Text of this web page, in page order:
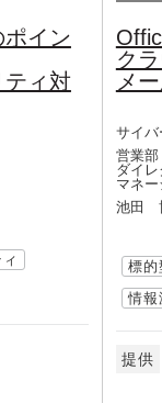
イン
ティ対
ク
メ
サイバ
営業部
ダイ
マネー
池田
標的
情報
提供